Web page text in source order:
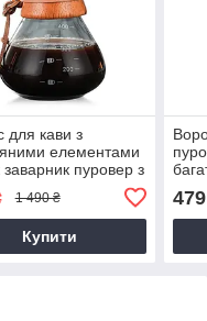
для кави з
елементами
заварник пуровер з
багаторазовим
400 мл для
заварювання
1 490 ₴
Купити
479